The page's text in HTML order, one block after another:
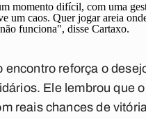
momento difícil, com uma
um caos. Quer jogar areia
funciona", disse Cartaxo.
encontro reforça o
Ele lembrou que
reais chances de